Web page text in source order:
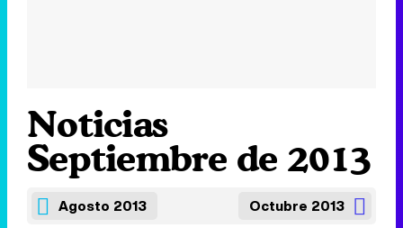
Noticias
Septiembre de 2013
Agosto 2013 Octubre 2013